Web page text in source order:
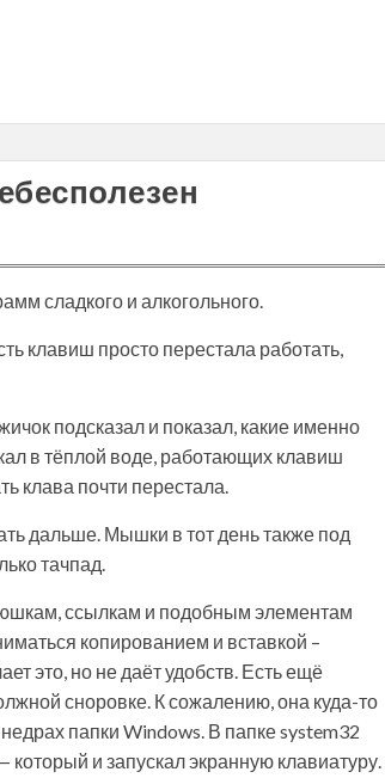
сладкого и алкогольного.
клавиш просто перестала работать,
подсказал и показал, какие именно
в тёплой воде, работающих клавиш
клава почти перестала.
дальше. Мышки в тот день также под
тачпад.
ссылкам и подобным элементам
копированием и вставкой –
это, но не даёт удобств. Есть ещё
сноровке. К сожалению, она куда-то
папки Windows. В папке system32
и запускал экранную клавиатуру.